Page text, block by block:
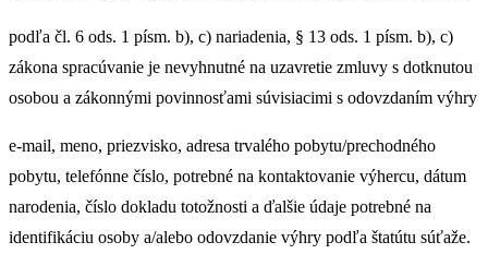
podľa čl. 6 ods. 1 písm. b), c) nariadenia, § 13 ods. 1 písm. b), c)
zákona spracúvanie je nevyhnutné na uzavretie zmluvy s dotknutou
osobou a zákonnými povinnosťami súvisiacimi s odovzdaním výhry
e-mail, meno, priezvisko, adresa trvalého pobytu/prechodného
pobytu, telefónne číslo, potrebné na kontaktovanie výhercu, dátum
narodenia, číslo dokladu totožnosti a ďalšie údaje potrebné na
identifikáciu osoby a/alebo odovzdanie výhry podľa štatútu súťaže.